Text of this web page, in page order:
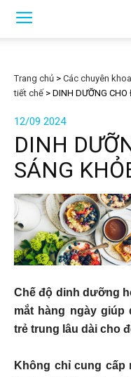
Trang chủ > Các chuyên khoa
tiết chế > DINH DƯỠNG
12/09 2024
DINH
SÁNG
Chế độ dinh dưỡng
mắt hàng ngày giúp
trẻ trung lâu dài cho
Không chỉ cung